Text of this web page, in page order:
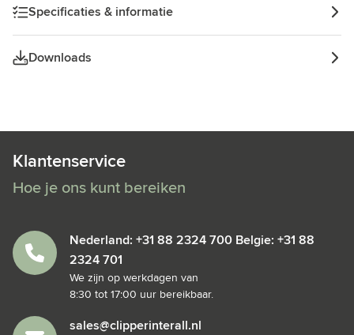
festival Musthave!
Specificaties & informatie
Downloads
Klantenservice
Hoe je ons kunt bereiken
Nederland: +31 88 2324 700 Belgie: +31 88
2324 701
We zijn op werkdagen van
8:30 tot 17:00 uur bereikbaar.
sales@clipperinterall.nl